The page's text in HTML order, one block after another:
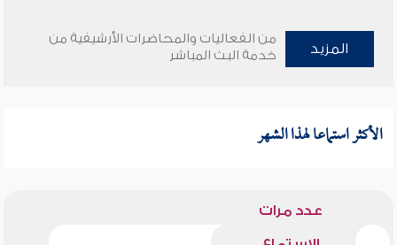
المزيد
من الفعاليات والمحاضرات الأرشيفية من
خدمة البث المباشر
الأكثر استماعا لهذا الشهر
عدد مرات